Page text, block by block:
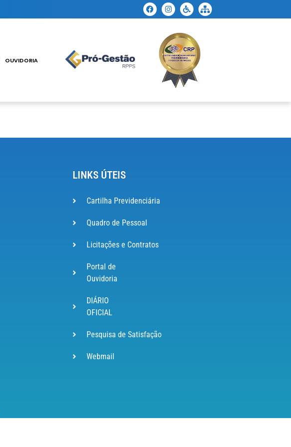
OUVIDORIA
LINKS ÚTEIS
Cartilha Previdenciária
Quadro de Pessoal
Licitações e Contratos
Portal de
Ouvidoria
DIÁRIO
OFICIAL
Pesquisa de Satisfação
Webmail